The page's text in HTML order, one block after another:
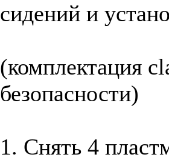
сидений и
(комплектация
безопасности)
1. Снять 4